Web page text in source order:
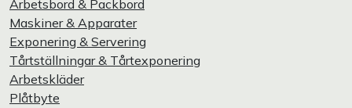
Arbetsbord & Packbord
Maskiner & Apparater
Exponering & Servering
Tårtställningar & Tårtexponering
Arbetskläder
Plåtbyte